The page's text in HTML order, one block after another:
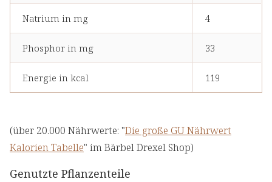
Natrium in mg 4
Phosphor in mg 33
Energie in kcal 119
(über 20.000 Nährwerte: "Die große GU Nährwert
Kalorien Tabelle" im Bärbel Drexel Shop)
Genutzte Pflanzenteile